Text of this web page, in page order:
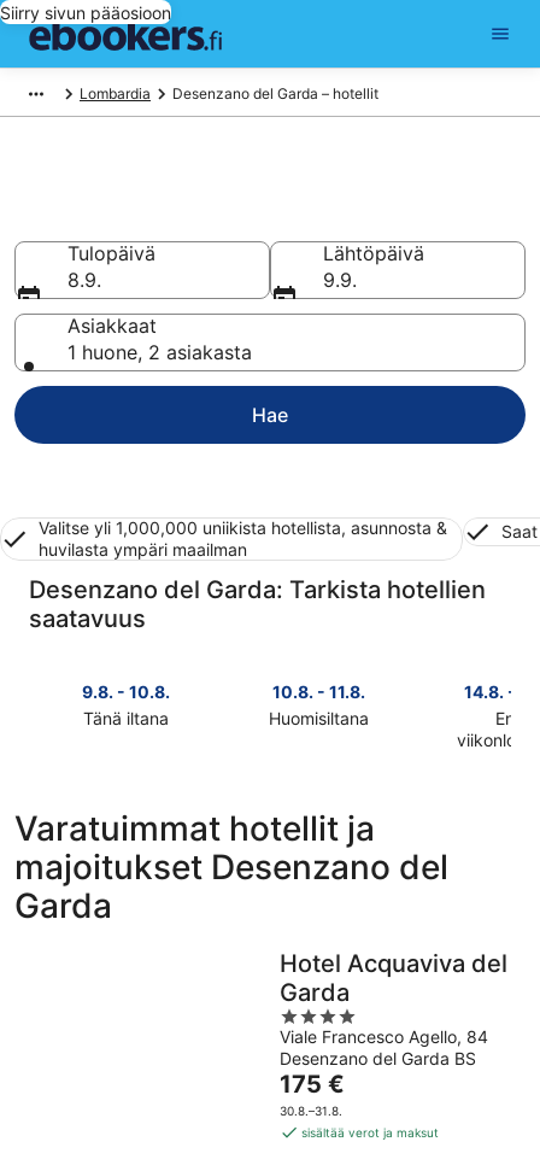
Siirry sivun pääosioon
Lombardia Desenzano del Garda – hotellit
Tulopäivä
8.9.
Lähtöpäivä
9.9.
Asiakkaat
1 huone, 2 asiakasta
Hae
Valitse yli 1,000,000 uniikista hotellista, asunnosta &
huvilasta ympäri maailman
Desenzano del Garda: Tarkista hotellien
saatavuus
9.8. - 10.8.
Tänä iltana
Garda
hinnat
täksi
illaksi
10.8. - 11.8.
Huomisiltana
del
Garda
hinnat
huomisillaksi
11.8.
14.8. -
Ensi
Garda
hinnat
eli
14.8.
16.8.
Varatuimmat hotellit ja
majoitukset Desenzano del
Garda
Hotel Acquaviva del
Garda
4
out
of
5
Viale Francesco Agello, 84
Desenzano del Garda BS
Hinta
on
175 €
175 €
30.8.–31.8.
sisältää verot ja maksut